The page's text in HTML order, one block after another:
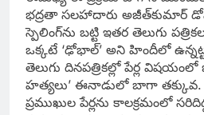
భద్రతా సలహాదారు అజీత్‌కుమార్‌
స్పెలింగ్‌ను బట్టి ఇతర తెలుగు
ఒక్కటే ‘ఢోభాల్‌’ అని హిందీలో
తెలుగు దినపత్రికల్లో పేర్ల విషయంలో
హత్యలు’ ఈనాడులో బాగా
ప్రముఖుల పేర్లను కాలక్రమంలో